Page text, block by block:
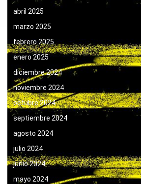
abril 2025
marzo 2025
febrero 2025
enero 2025
diciembre 2024
noviembre 2024
octubre 2024
septiembre 2024
agosto 2024
julio 2024
junio 2024
mayo 2024